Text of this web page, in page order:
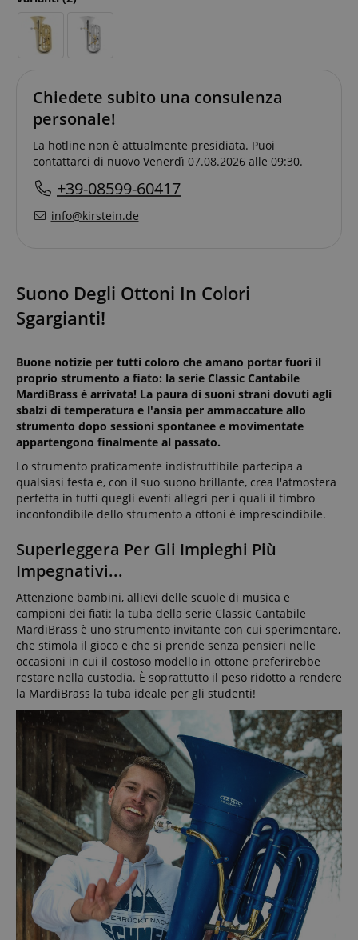
Chiedete subito una consulenza
personale!
La hotline non è attualmente presidiata. Puoi
contattarci di nuovo Venerdì 07.08.2026 alle 09:30.
+39-08599-60417
info@kirstein.de
Suono Degli Ottoni In Colori
Sgargianti!
Buone notizie per tutti coloro che amano portar fuori il
proprio strumento a fiato: la serie Classic Cantabile
MardiBrass è arrivata! La paura di suoni strani dovuti agli
sbalzi di temperatura e l'ansia per ammaccature allo
strumento dopo sessioni spontanee e movimentate
appartengono finalmente al passato.
Lo strumento praticamente indistruttibile partecipa a
qualsiasi festa e, con il suo suono brillante, crea l'atmosfera
perfetta in tutti quegli eventi allegri per i quali il timbro
inconfondibile dello strumento a ottoni è imprescindibile.
Superleggera Per Gli Impieghi Più
Impegnativi...
Attenzione bambini, allievi delle scuole di musica e
campioni dei fiati: la tuba della serie Classic Cantabile
MardiBrass è uno strumento invitante con cui sperimentare,
che stimola il gioco e che si prende senza pensieri nelle
occasioni in cui il costoso modello in ottone preferirebbe
restare nella custodia. È soprattutto il peso ridotto a rendere
la MardiBrass la tuba ideale per gli studenti!